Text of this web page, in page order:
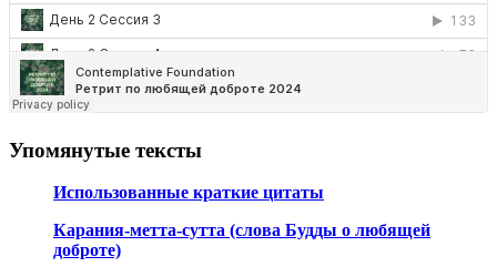
Упомянутые тексты
Использованные краткие цитаты
Карания-метта-сутта (слова Будды о любящей
доброте)